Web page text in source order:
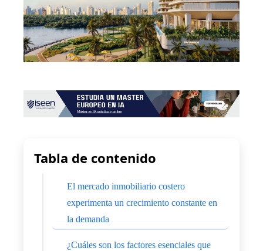
Tabla de contenido
El mercado inmobiliario costero
experimenta un crecimiento constante en
la demanda
¿Cuáles son los factores esenciales que